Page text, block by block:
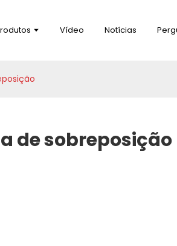
Vídeo Notícias
de sobreposição